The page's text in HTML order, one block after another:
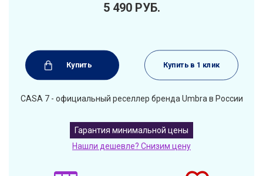
5 490 РУБ.
Купить Купить в 1 клик
CASA 7 - официальный реселлер бренда Umbra в России
Гарантия минимальной цены
Нашли дешевле? Снизим цену